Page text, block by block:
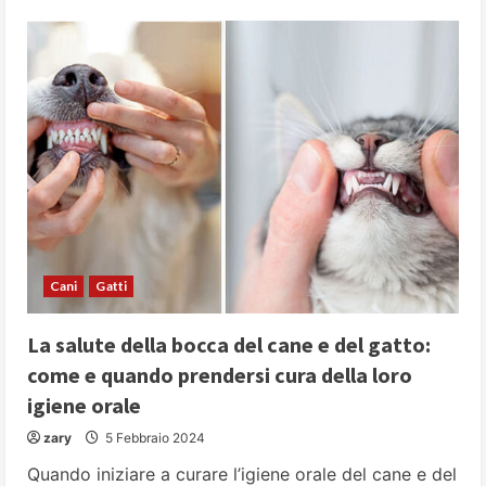
cane,
gatto
le
adozioni
speciali
del
cuore
Cani Gatti
La salute della bocca del cane e del gatto:
come e quando prendersi cura della loro
igiene orale
zary 5 Febbraio 2024
Quando iniziare a curare l’igiene orale del cane e del